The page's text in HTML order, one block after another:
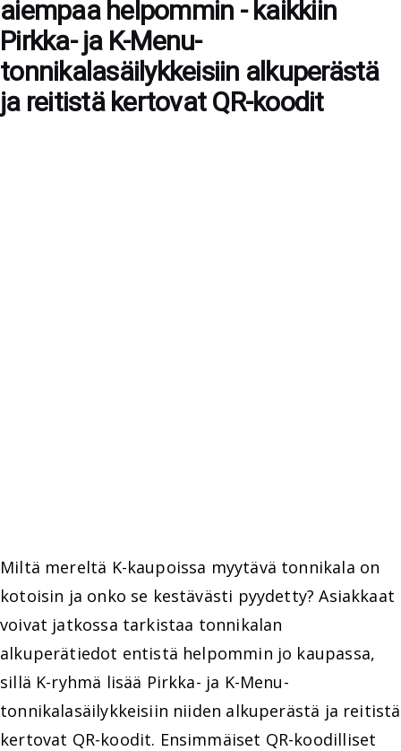
aiempaa helpommin - kaikkiin
Pirkka- ja K-Menu-
tonnikalasäilykkeisiin alkuperästä
ja reitistä kertovat QR-koodit
Miltä mereltä K-kaupoissa myytävä tonnikala on
kotoisin ja onko se kestävästi pyydetty? Asiakkaat
voivat jatkossa tarkistaa tonnikalan
alkuperätiedot entistä helpommin jo kaupassa,
sillä K-ryhmä lisää Pirkka- ja K-Menu-
tonnikalasäilykkeisiin niiden alkuperästä ja reitistä
kertovat QR-koodit. Ensimmäiset QR-koodilliset